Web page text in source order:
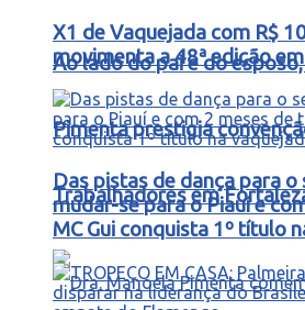
Ao lado do pai e do
Pimenta prestigia
Trabalhadores em
X1 de Vaquejada com R$
movimenta a 48ª edição
Das pistas de dança para
mudar-se para o Piauí e
MC Gui conquista 1º título